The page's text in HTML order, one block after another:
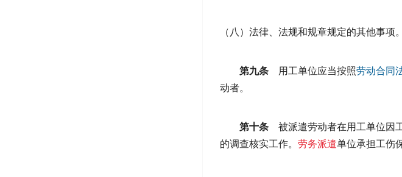
（八）法律、法规和规章规定的其他事项。
第九条 用工单位应当按照劳动合同
动者。
第十条 被派遣劳动者在用工单位因
的调查核实工作。 劳务派遣单位承担工伤